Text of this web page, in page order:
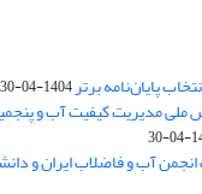
پایان‌نامه برتر1404-04-30
ملی مدیریت کیفیت آب و
آب و فاضلاب ایران و